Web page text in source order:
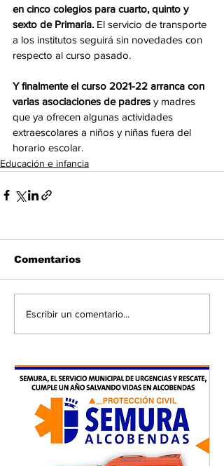
en cinco colegios para cuarto, quinto y
sexto de Primaria. El servicio de transporte
a los institutos seguirá sin novedades con
respecto al curso pasado.
Y finalmente el curso 2021-22 arranca con
varias asociaciones de padres y madres
que ya ofrecen algunas actividades
extraescolares a niños y niñas fuera del
horario escolar.
Educación e infancia
Comentarios
Escribir un comentario...